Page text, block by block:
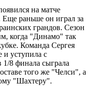
на матче
раньше он играл за
грандов. Сезон
когда "Динамо" так
Команда Сергея
и уступила с
8 финала сыграла
того же "Челси", а
"Шахтеру".